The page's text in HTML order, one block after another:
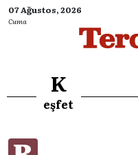
07 Ağustos, 2026
Cuma
K
eşfet